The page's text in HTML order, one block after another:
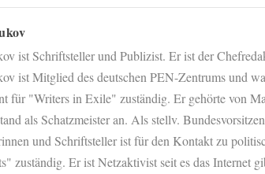
ist Schriftsteller und Publizist. Er ist der
ist Mitglied des deutschen PEN-Zentrums und
für "Writers in Exile" zuständig. Er gehörte von
als Schatzmeister an. Als stellv.
und Schriftsteller ist für den Kontakt zu
zuständig. Er ist Netzaktivist seit es das Internet